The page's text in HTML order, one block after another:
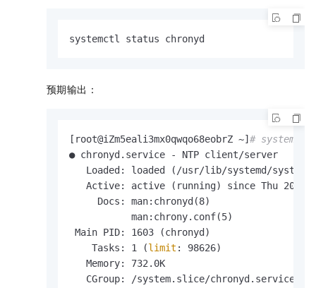
systemctl status chronyd
预期输出：
[root@iZm5eali3mx0qwqo68eobrZ ~] # systemctl
● chronyd.service - NTP client/server
Loaded: loaded (/usr/lib/systemd/
Active: active (running) since Thu
     Docs: man:chronyd(8)
           man:chrony.conf(5)
Main PID: 1603 (chronyd)
    Tasks: 1 (
limit : 98626)
   Memory: 732.0K
   CGroup: /system.slice/chronyd.service